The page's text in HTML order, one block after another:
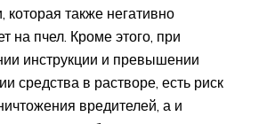
которая также негативно
на пчел. Кроме этого, при
инструкции и превышении
средства в растворе, есть риск
вредителей, а и